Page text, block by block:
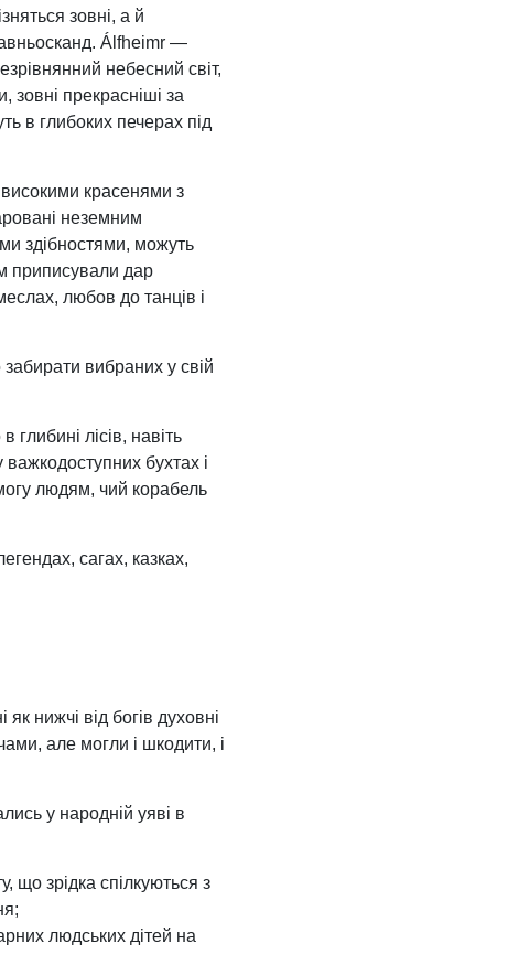
зовні, а й
Álfheimr —
небесний світ,
зовні прекрасніші за
в глибоких печерах під
красенями з
неземним
здібностями, можуть
приписували дар
любов до танців і
вибраних у свій
лісів, навіть
бухтах і
людям, чий корабель
сагах, казках,
нижчі від богів духовні
але могли і шкодити, і
у народній уяві в
що зрідка спілкуються з
людських дітей на